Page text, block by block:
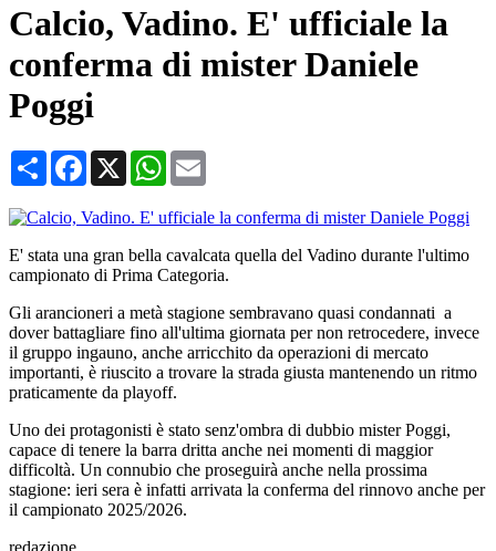
Calcio, Vadino. E' ufficiale la
conferma di mister Daniele
Poggi
CondividiFacebook
X WhatsApp
E' stata una gran bella cavalcata quella del Vadino durante l'ultimo
campionato di Prima Categoria.
Gli arancioneri a metà stagione sembravano quasi condannati a
dover battagliare fino all'ultima giornata per non retrocedere, invece
il gruppo ingauno, anche arricchito da operazioni di mercato
importanti, è riuscito a trovare la strada giusta mantenendo un ritmo
praticamente da playoff.
Uno dei protagonisti è stato senz'ombra di dubbio mister Poggi,
capace di tenere la barra dritta anche nei momenti di maggior
difficoltà. Un connubio che proseguirà anche nella prossima
stagione: ieri sera è infatti arrivata la conferma del rinnovo anche per
il campionato 2025/2026.
redazione